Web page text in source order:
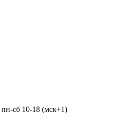
пн-сб 10-18 (мск+1)